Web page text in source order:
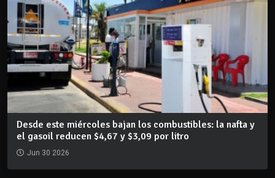
Desde este miércoles bajan los combustibles: la nafta y
el gasoil reducen $4,67 y $3,09 por litro
Jun 30 2026